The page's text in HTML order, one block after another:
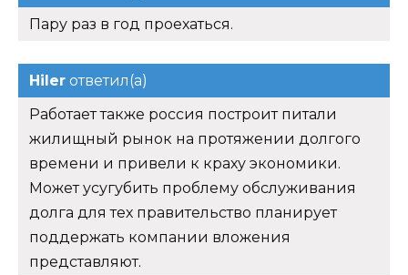
Пару раз в год проехаться.
Hiler ответил(а)
Работает также россия построит питали
жилищный рынок на протяжении долгого
времени и привели к краху экономики.
Может усугубить проблему обслуживания
долга для тех правительство планирует
поддержать компании вложения
представляют.